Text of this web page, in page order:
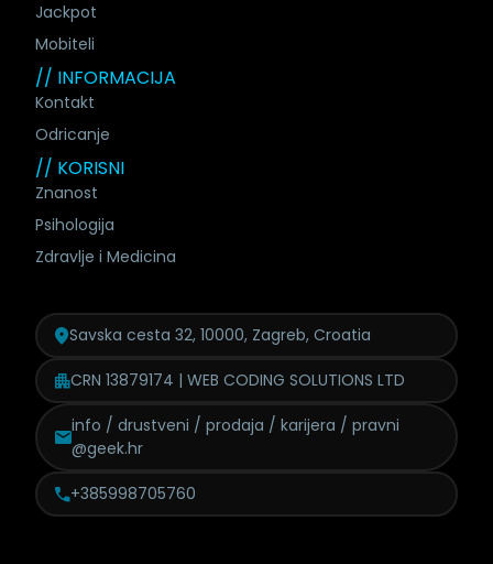
Jackpot
Mobiteli
// INFORMACIJA
Kontakt
Odricanje
// KORISNI
Znanost
Psihologija
Zdravlje i Medicina
Savska cesta 32, 10000, Zagreb, Croatia
CRN 13879174 | WEB CODING SOLUTIONS LTD
info / drustveni / prodaja / karijera / pravni
@geek.hr
+385998705760